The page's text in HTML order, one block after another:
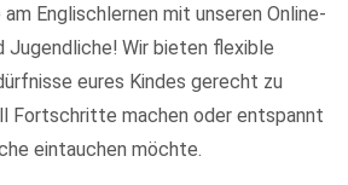
Englischlernen mit unseren Online-
Jugendliche! Wir bieten flexible
eures Kindes gerecht zu
Fortschritte machen oder entspannt
eintauchen möchte.